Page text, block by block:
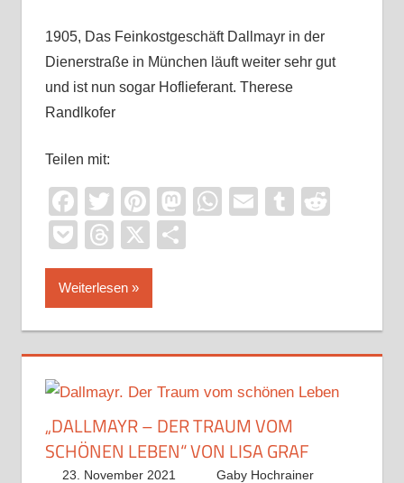
1905, Das Feinkostgeschäft Dallmayr in der
Dienerstraße in München läuft weiter sehr gut
und ist nun sogar Hoflieferant. Therese
Randlkofer
Teilen mit:
Facebook
TwitterPinterest
Mastodon
WhatsApp
EmailTumblr
PocketThreads
X
Weiterlesen
„DALLMAYR – DER TRAUM VOM
SCHÖNEN LEBEN“ VON LISA GRAF
23. November 2021
Gaby Hochrainer